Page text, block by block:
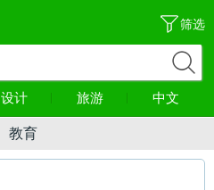
筛选
设计 旅游 中文
教育